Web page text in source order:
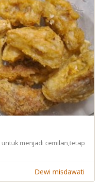
menjadi cemilan,tetapi
Dewi misdawati